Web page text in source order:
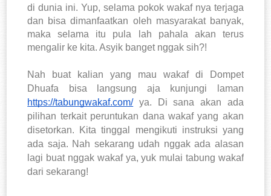
di dunia ini. Yup, selama pokok wakaf nya terjaga
dan bisa dimanfaatkan oleh masyarakat banyak,
maka selama itu pula lah pahala akan terus
mengalir ke kita. Asyik banget nggak sih?!
Nah buat kalian yang mau wakaf di Dompet
Dhuafa bisa langsung aja kunjungi laman
https://tabungwakaf.com/ya. Di sana akan ada
pilihan terkait peruntukan dana wakaf yang akan
disetorkan. Kita tinggal mengikuti instruksi yang
ada saja. Nah sekarang udah nggak ada alasan
lagi buat nggak wakaf ya, yuk mulai tabung wakaf
dari sekarang!